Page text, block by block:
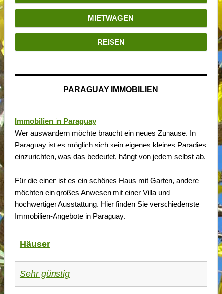
MIETWAGEN
REISEN
PARAGUAY IMMOBILIEN
Immobilien in Paraguay
Wer auswandern möchte braucht ein neues Zuhause. In
Paraguay ist es möglich sich sein eigenes kleines Paradies
einzurichten, was das bedeutet, hängt von jedem selbst ab.
Für die einen ist es ein schönes Haus mit Garten, andere
möchten ein großes Anwesen mit einer Villa und
hochwertiger Ausstattung. Hier finden Sie verschiedenste
Immobilien-Angebote in Paraguay.
Häuser
Sehr günstig